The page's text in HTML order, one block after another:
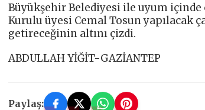
Büyükşehir Belediyesi ile uyum içinde
Kurulu üyesi Cemal Tosun yapılacak
getireceğinin altını çizdi.
ABDULLAH YİĞİT-GAZİANTEP
Paylaş: